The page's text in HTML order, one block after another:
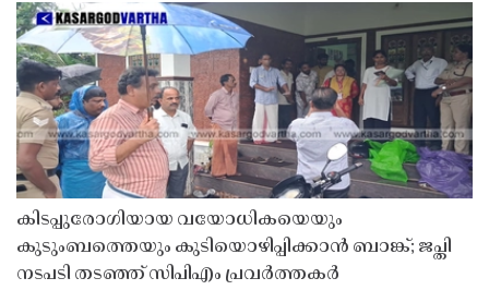
കിടപ്പുരോഗിയായ വയോധികയെയും
കുടുംബത്തെയും കുടിയൊഴിപ്പിക്കാൻ ബാങ്ക്; ജപ്തി
നടപടി തടഞ്ഞ് സിപിഎം പ്രവർത്തകർ